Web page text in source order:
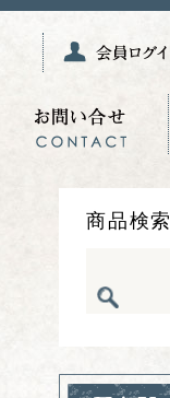
商品検索